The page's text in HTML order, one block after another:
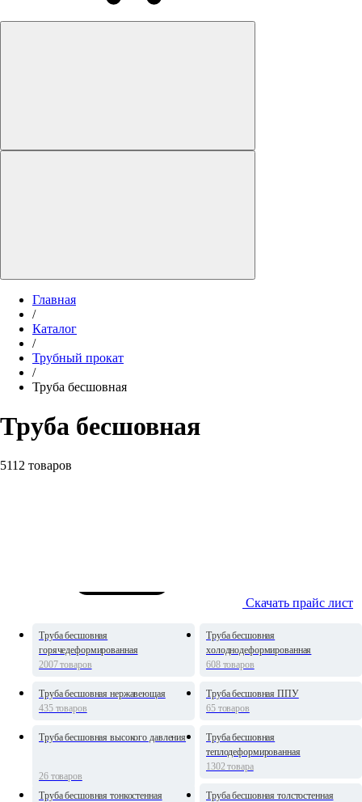
Главная
/
Каталог
/
Трубный прокат
/
Труба бесшовная
Труба бесшовная
5112 товаров
Скачать прайс лист
Труба бесшовная
горячедеформированная
2007 товаров
Труба бесшовная
холоднодеформированная
608 товаров
Труба бесшовная нержавеющая
435 товаров
Труба бесшовная ППУ
65 товаров
Труба бесшовная высокого давления
26 товаров
Труба бесшовная
теплодеформированная
1302 товара
Труба бесшовная тонкостенная
Труба бесшовная толстостенная